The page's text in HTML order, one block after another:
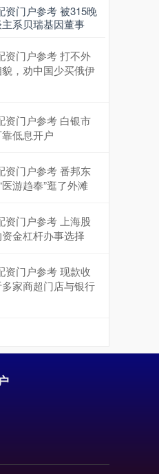
资门户参考 被315晚
系贝瑞基因董事
资门户参考 打不外
，劝中国少买俄伊
资门户参考 白银市
低息开户
资门户参考 番邦东
游趋奉”逛了外滩
资门户参考 上海股
金杠杆办事选择
资门户参考 现款收
家商超门店与银行